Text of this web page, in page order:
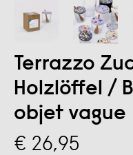
Terrazzo
Holzlöffel /
objet vague
€ 26,95